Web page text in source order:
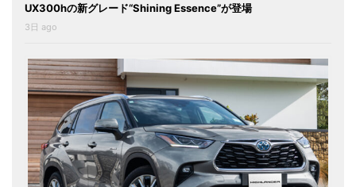
UX300hの新グレード“Shining Essence”が登場
3日 ago